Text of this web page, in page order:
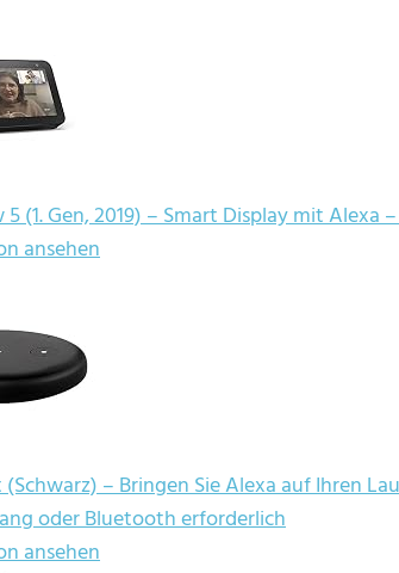
5 (1. Gen, 2019) – Smart Display mit
ansehen
– Bringen Sie Alexa auf Ihren
oder Bluetooth erforderlich
ansehen